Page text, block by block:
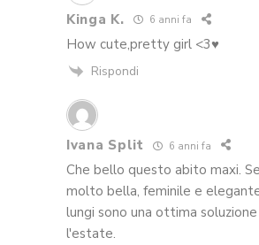
Kinga K. 6 anni fa
How cute,pretty girl <3♥
Rispondi
Ivana Split 6 anni fa
Che bello questo abito maxi.
molto bella, feminile e
lungi sono una ottima
l'estate.